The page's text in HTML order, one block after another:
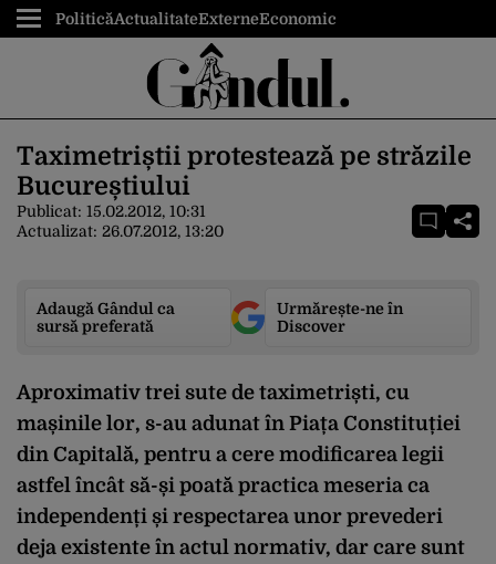
PoliticăActualitateExterneEconomic
Taximetriștii protestează pe străzile
Bucureștiului
Publicat: 15.02.2012, 10:31
Actualizat: 26.07.2012, 13:20
Adaugă Gândul ca
sursă preferată
Urmărește-ne în
Discover
Aproximativ trei sute de taximetriști, cu
mașinile lor, s-au adunat în Piața Constituției
din Capitală, pentru a cere modificarea legii
astfel încât să-și poată practica meseria ca
independenți și respectarea unor prevederi
deja existente în actul normativ, dar care sunt